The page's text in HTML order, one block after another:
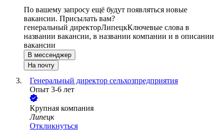
По вашему запросу ещё будут появляться новые
вакансии. Присылать вам?
генеральный директорЛипецкКлючевые слова в
названии вакансии, в названии компании и в описании
вакансии
В мессенджер
На почту
Генеральный директор сельхозпредприятия
Опыт 3-6 лет
Крупная компания
Липецк
Откликнуться